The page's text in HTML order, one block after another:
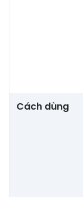
Cách dùng